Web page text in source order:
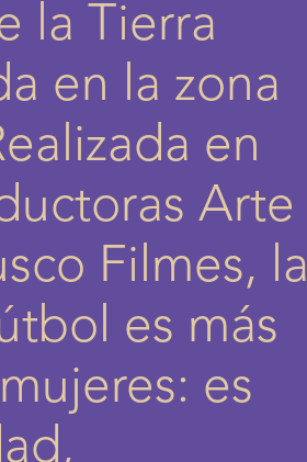
la Tierra
en la zona
en
Arte
​​Filmes, la
es más
es